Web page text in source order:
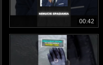
00:42